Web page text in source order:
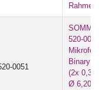
0051
520-
Binary
(2x
Ø